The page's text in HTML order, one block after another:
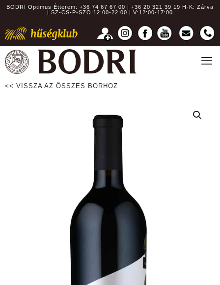
BODRI Optimus Étterem: +36 74 67 67 00 | +36 20 321 39 19 H-K: Zárva
| SZ-CS-P-SZO:12:00-22:00 | V:12:00-17:00
<< VISSZA AZ ÖSSZES BORHOZ